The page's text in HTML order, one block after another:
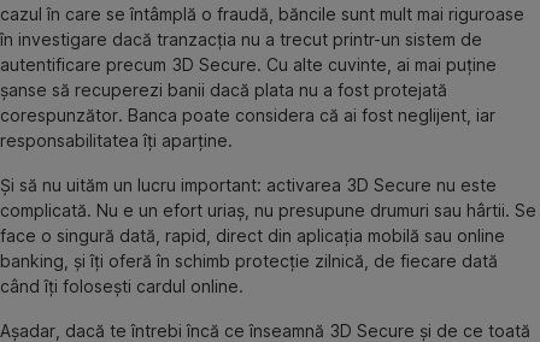
cazul în care se întâmplă o fraudă, băncile sunt mult mai riguroase
în investigare dacă tranzacția nu a trecut printr-un sistem de
autentificare precum 3D Secure. Cu alte cuvinte, ai mai puține
șanse să recuperezi banii dacă plata nu a fost protejată
corespunzător. Banca poate considera că ai fost neglijent, iar
responsabilitatea îți aparține.
Și să nu uităm un lucru important: activarea 3D Secure nu este
complicată. Nu e un efort uriaș, nu presupune drumuri sau hârtii. Se
face o singură dată, rapid, direct din aplicația mobilă sau online
banking, și îți oferă în schimb protecție zilnică, de fiecare dată
când îți folosești cardul online.
Așadar, dacă te întrebi încă ce înseamnă 3D Secure și de ce toată